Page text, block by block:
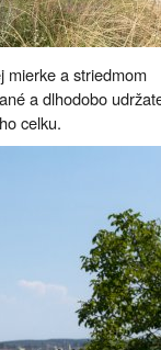
mierke a striedmom
a dlhodobo
celku.